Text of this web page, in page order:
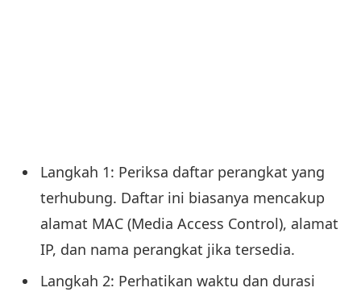
Langkah 1: Periksa daftar perangkat yang
terhubung. Daftar ini biasanya mencakup
alamat MAC (Media Access Control), alamat
IP, dan nama perangkat jika tersedia.
Langkah 2: Perhatikan waktu dan durasi